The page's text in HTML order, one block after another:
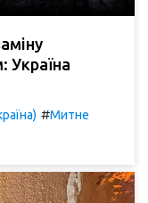
Україна
#Митне